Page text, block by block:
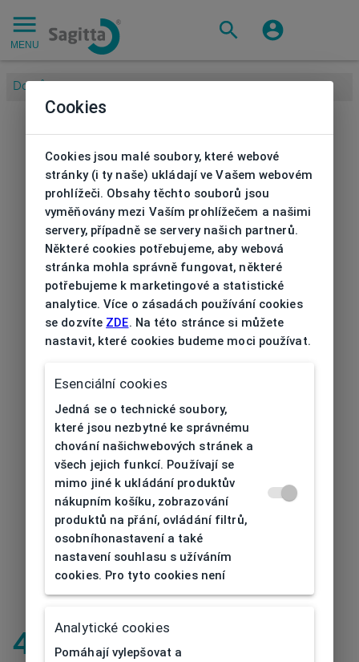
MENU
Domů
404| Stránka
Cookies
Cookies jsou malé soubory, které webové
stránky (i ty naše) ukládají ve Vašem webovém
prohlížeči. Obsahy těchto souborů jsou
vyměňovány mezi Vaším prohlížečem a našimi
servery, případně se servery našich partnerů.
Některé cookies potřebujeme, aby webová
stránka mohla správně fungovat, některé
potřebujeme k marketingové a statistické
analytice. Více o zásadách používání cookies
se dozvíte ZDE. Na této stránce si můžete
nastavit, které cookies budeme moci používat.
Esenciální cookies
Jedná se o technické soubory,
které jsou nezbytné ke správnému
chování našichwebových stránek a
všech jejich funkcí. Používají se
mimo jiné k ukládání produktův
nákupním košíku, zobrazování
produktů na přání, ovládání filtrů,
osobníhonastavení a také
nastavení souhlasu s užíváním
cookies. Pro tyto cookies není
Analytické cookies
Pomáhají vylepšovat a